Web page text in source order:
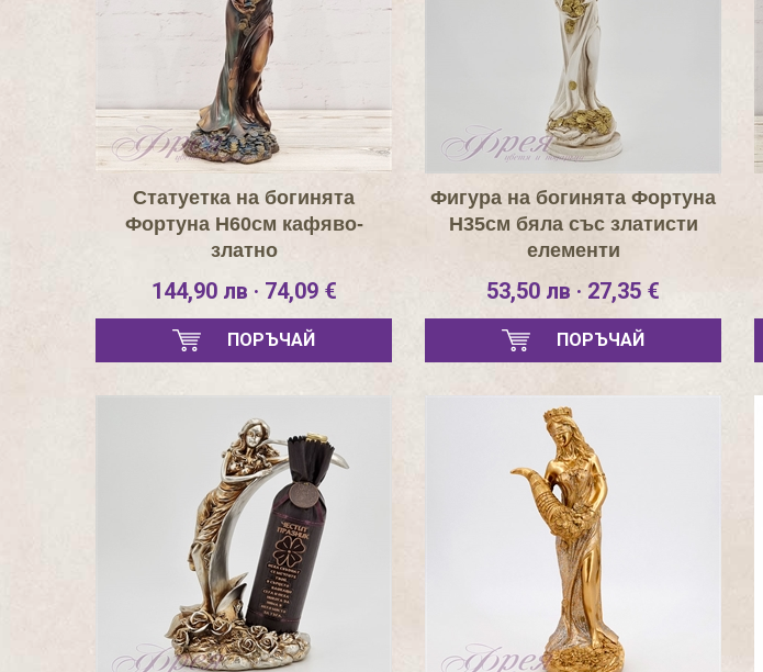
Статуетка на богинята
Фортуна H60см кафяво-
златно
144,90 лв · 74,09 €
ПОРЪЧАЙ
Фигура на богинята Фортуна
Н35см бяла със златисти
елементи
53,50 лв · 27,35 €
ПОРЪЧАЙ